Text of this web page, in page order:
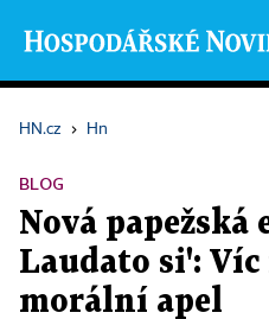
HN.cz › Hn
BLOG
Nová papežská
Laudato si': Víc
morální apel